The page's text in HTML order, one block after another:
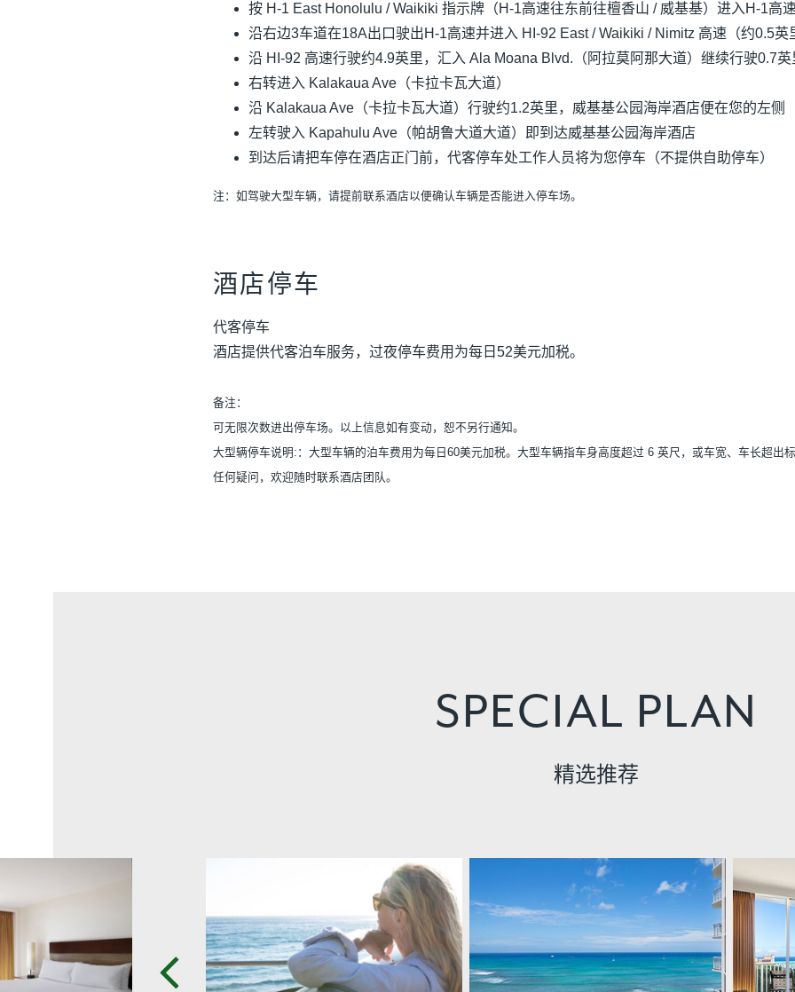
按 H-1 East Honolulu / Waikiki 指示牌（H-1高速往东前往檀香山 / 威基基）进入H-1高
沿右边3车道在18A出口驶出H-1高速并进入 HI-92 East / Waikiki / Nimitz 高速（约0.5英
沿 HI-92 高速行驶约4.9英里，汇入 Ala Moana Blvd.（阿拉莫阿那大道）继续行驶0.7英
右转进入 Kalakaua Ave（卡拉卡瓦大道）
沿 Kalakaua Ave（卡拉卡瓦大道）行驶约1.2英里，威基基公园海岸酒店便在您的左侧
左转驶入 Kapahulu Ave（帕胡鲁大道大道）即到达威基基公园海岸酒店
到达后请把车停在酒店正门前，代客停车处工作人员将为您停车（不提供自助停车）
注：如驾驶大型车辆，请提前联系酒店以便确认车辆是否能进入停车场。
酒店停车
代客停车
酒店提供代客泊车服务，过夜停车费用为每日52美元加税。
备注：
可无限次数进出停车场。以上信息如有变动，恕不另行通知。
大型辆停车说明:：大型车辆的泊车费用为每日60美元加税。大型车辆指车身高度超过 6 英尺，或车宽、车长超出
任何疑问，欢迎随时联系酒店团队。
SPECIAL PLAN
精选推荐